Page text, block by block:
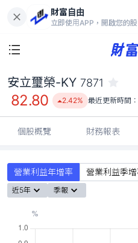
財富自由
立即使用APP，開啟您的股
82.80
安立璽榮-KY 7871
82.80 2.42% 最近更新時間：
個股概覽 財務報表
營業利益年增率 營業利益季
近5年 季報